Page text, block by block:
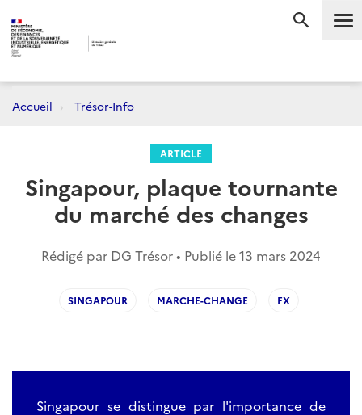
Accueil Trésor-Info
ARTICLE
Singapour, plaque tournante
du marché des changes
Rédigé par DG Trésor • Publié le13 mars 2024
SINGAPOUR MARCHE-CHANGE FX
Singapour se distingue par l'importance de